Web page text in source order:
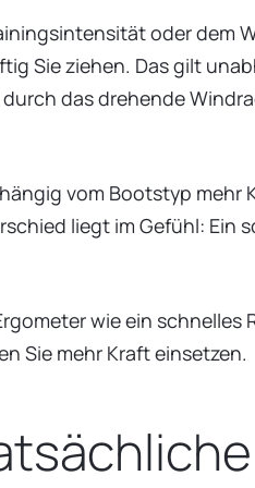
oder
Sie ziehen. Das gilt
das drehende
vom Bootstyp
liegt im Gefühl:
wie ein
Sie mehr Kraft einsetzen.